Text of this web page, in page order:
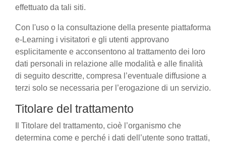
effettuato da tali siti.
Con l'uso o la consultazione della presente piattaforma
e-Learning i visitatori e gli utenti approvano
esplicitamente e acconsentono al trattamento dei loro
dati personali in relazione alle modalità e alle finalità
di seguito descritte, compresa l’eventuale diffusione a
terzi solo se necessaria per l’erogazione di un servizio.
Titolare del trattamento
Il Titolare del trattamento, cioè l’organismo che
determina come e perché i dati dell’utente sono trattati,